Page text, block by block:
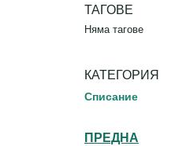
ТАГОВЕ
Няма тагове
КАТЕГОРИЯ
Списание
ПРЕДНА